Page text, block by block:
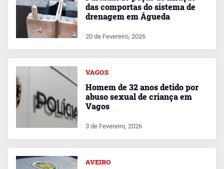
das comportas do sistema de
drenagem em Águeda
20 de Fevereiro, 2026
VAGOS
Homem de 32 anos detido por
abuso sexual de criança em
Vagos
3 de Fevereiro, 2026
AVEIRO